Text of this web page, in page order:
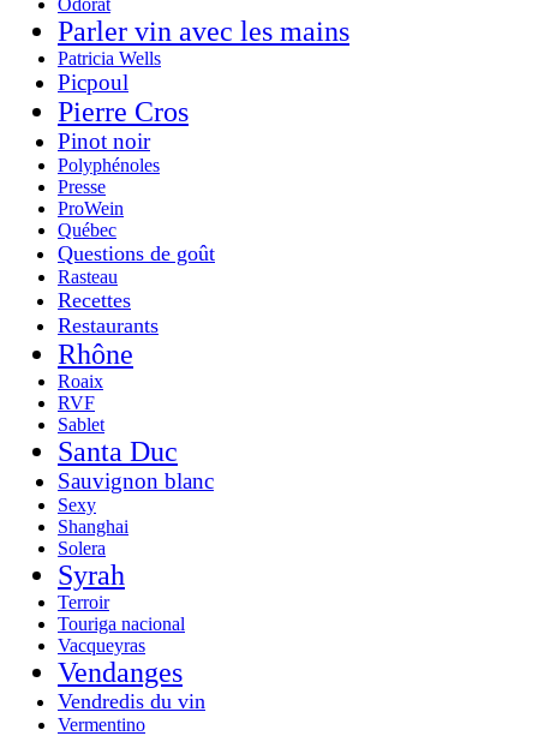
Odorat
Parler vin avec les mains
Patricia Wells
Picpoul
Pierre Cros
Pinot noir
Polyphénoles
Presse
ProWein
Québec
Questions de goût
Rasteau
Recettes
Restaurants
Rhône
Roaix
RVF
Sablet
Santa Duc
Sauvignon blanc
Sexy
Shanghai
Solera
Syrah
Terroir
Touriga nacional
Vacqueyras
Vendanges
Vendredis du vin
Vermentino